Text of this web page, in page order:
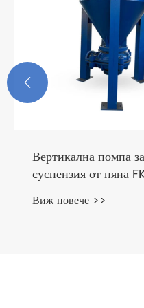
помпа за
>>
